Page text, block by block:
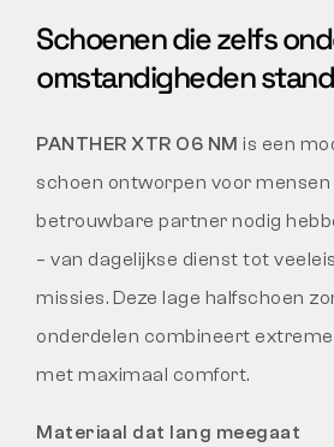
Schoenen die zelfs
omstandigheden
PANTHER XTR O6 NM is een
schoen ontworpen voor mensen
betrouwbare partner nodig
– van dagelijkse dienst tot
missies. Deze lage halfschoen
onderdelen combineert
met maximaal comfort.
Materiaal dat lang meegaat